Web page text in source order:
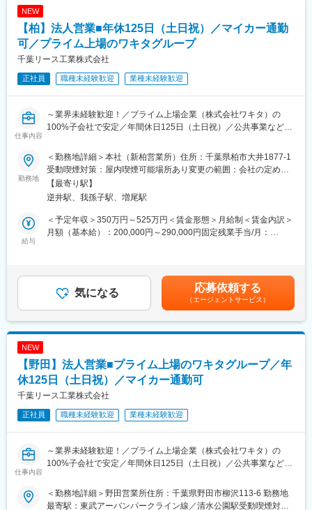
域の総合金融サービスグループ」の確立に向けた取り組みを強化
しています。
変更の範囲：（変更の範囲）その他当行が指示する業務
【1.初期対応】
・お客様から事故受付担当者に連絡があり、その報告を確認し、
さらに詳細に状況確認を実施していく
【2.損害額認定／示談交渉】
・適切な保険金の支払いに向け、お客様、被害にあわれた方、保
険会社、必要に応じ弁護士等専門家と連絡をとり、調査や交渉を
行い、適正なお支払い額を算定する
【3.保険金支払い】
・保険金を支払うための各種手続きを迅速に実施し、お客様に保
客様の力になる事が出来、感謝の言葉もいただける、とてもやり
がいのあるお仕事です。
■研修体制：
を徐々に覚えて業務対応を行っていただきます。入社者のほとん
どが未経験者です。未経験者でもしっかりと育成していきますの
変更の範囲：無
NEW
【柏】法人営業■年休125日（土日祝）／マイカー通勤
可／プライム上場のワキタグループ
千葉リース工業株式会社
正社員 職種未経験歓迎 業種未経験歓迎
仕事内容
～業界未経験歓迎！／プライム上場企業（株式会社ワキタ）の
100%子会社で安定／年間休日125日（土日祝）／公共事業などの
建設機械のレンタル・販売・修理を手がける当社は、創業50年以
上にわたり地域インフラを支えてきました。2007年に東証プライ
ム上場の「株式会社ワキタ」グループ入りし、現在も拠点を拡大
中。公共工事の増加も追い風となり、市場は今後も成長が見込ま
れています。
今回募集するのは、建設機械のレンタル・リース提案を担う法人
営業。
■仕事内容
建設会社や工務店など法人のお客様に対して、建設機械・重機の
・既存顧客のフォロー（利用状況確認・追加提案など）
・見積書作成（事務スタッフがサポート）
・現場ニーズに応じた機種提案、利用スケジュール調整など
★営業経験者が活躍しやすいポイント
・裁量が大きく、顧客戦略の立案や提案方法はあなた次第
・活動量よりも「成果」と「関係構築」が評価される環境
■仕事の特徴
勤務地
＜勤務地詳細＞本社（新柏営業所）住所：千葉県柏市大井1877-1
受動喫煙対策：屋内喫煙可能場所あり変更の範囲：会社の定める
事業所
【最寄り駅】
逆井駅、我孫子駅、増尾駅
給与
＜予定年収＞350万円～525万円＜賃金形態＞月給制＜賃金内訳＞
月額（基本給）：200,000円～290,000円固定残業手当/月：
与：年2回 (初年度の支給平均：1,2か月分～)■昇給：年1回：上
昇率(2025年）107.4％（平均）■モデル年収新卒入社5年後(27
歳)：480万円（メンバー）中途入社5年後(30歳)：550万円（メン
バー）中途入社10年後(34歳)：750万円（マネジメント）賃金は
あくまでも目安の金額であり、選考を通じて上下する可能性があ
気になる 応募依頼する
（エージェントサービス）
NEW
【野田】法人営業■プライム上場のワキタグループ／年
休125日（土日祝）／マイカー通勤可
千葉リース工業株式会社
正社員 職種未経験歓迎 業種未経験歓迎
仕事内容
～業界未経験歓迎！／プライム上場企業（株式会社ワキタ）の
100%子会社で安定／年間休日125日（土日祝）／公共事業などの
建設機械のレンタル・販売・修理を手がける当社は、創業50年以
＜勤務地詳細＞野田営業所住所：千葉県野田市柳沢113-6 勤務地
最寄駅：東武アーバンパークライン線／清水公園駅受動喫煙対